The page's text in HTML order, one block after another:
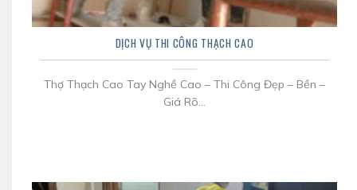
DỊCH VỤ THI CÔNG THẠCH CAO
Thợ Thạch Cao Tay Nghề Cao – Thi Công Đẹp – Bền –
Giá Rõ...